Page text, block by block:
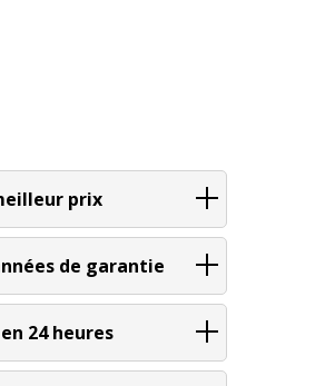
prix
de garantie
24 heures